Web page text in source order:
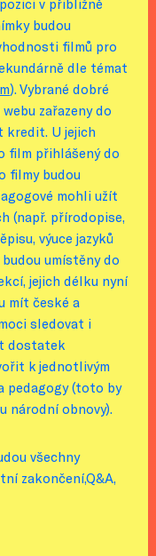
v přibližně
budou
filmů pro
dle témat
). Vybrané dobré
zařazeny do
kredit. U jejich
film přihlášený do
filmy budou
mohli užít
(např. přírodopise,
výuce jazyků
umístěny do
jejich délku nyní
mít české a
sledovat i
dostatek
k jednotlivým
pedagogy (toto by
národní obnovy).
všechny
zakončení,Q&A,